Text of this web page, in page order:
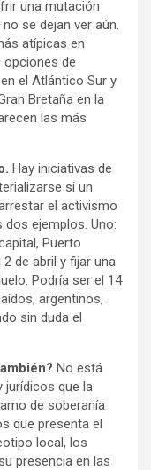
una mutación
se dejan ver aún.
atípicas en
de
el Atlántico Sur y
Bretaña en la
las más
Hay iniciativas de
si un
el activismo
ejemplos. Uno:
Puerto
de abril y fijar una
Podría ser el 14
argentinos,
sin duda el
No está
que la
de soberanía
que presenta el
local, los
presencia en las